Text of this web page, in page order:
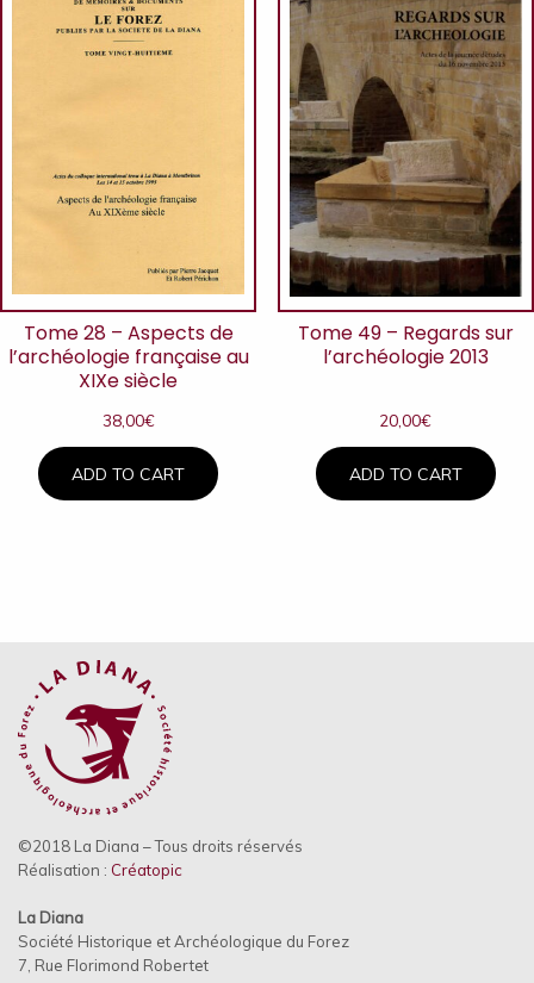
Tome 28 – Aspects de
l’archéologie française au
XIXe siècle
38,00€
ADD TO CART
Tome 49 – Regards sur
l’archéologie 2013
20,00€
ADD TO CART
©2018 La Diana – Tous droits réservés
Réalisation : Créatopic
La Diana
Société Historique et Archéologique du Forez
7, Rue Florimond Robertet